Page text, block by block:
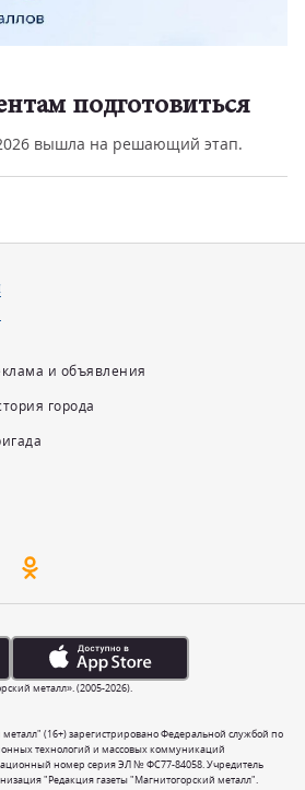
подготовиться
вышла на решающий этап.
и объявления
города
(16+) зарегистрировано Федеральной службой по
технологий и массовых коммуникаций
номер серия ЭЛ № ФС77-84058. Учредитель
"Редакция газеты "Магнитогорский металл".
металл». (2005-2026).